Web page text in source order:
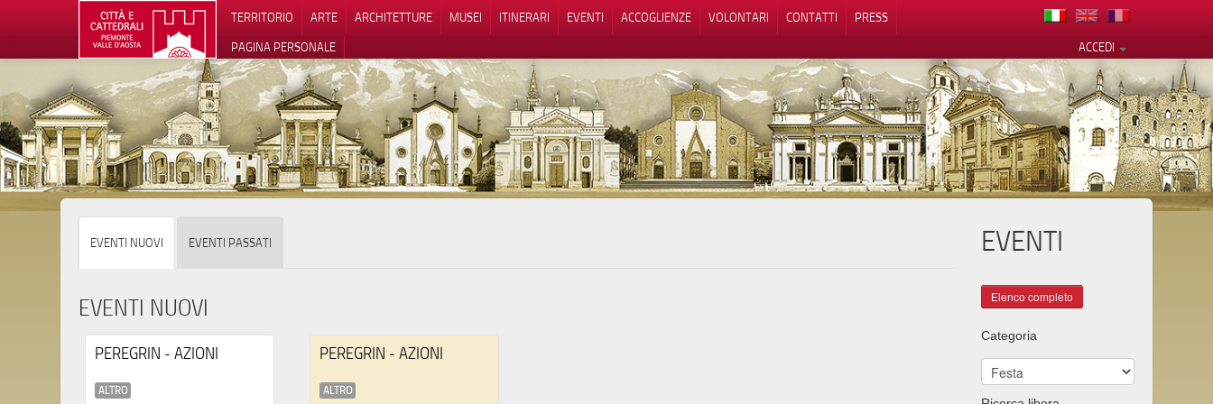
TERRITORIO ARTE ARCHITETTURE MUSEI ITINERARI EVENTI ACCOGLIENZE VOLONTARI CONTATTI
PRESS
ACCEDI
PAGINA PERSONALE
EVENTI NUOVI EVENTI PASSATI
EVENTI NUOVI
PEREGRIN - AZIONI
ALTRO
PEREGRIN - AZIONI
ALTRO
EVENTI
Categoria